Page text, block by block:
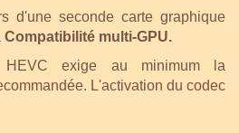
d'une seconde carte graphique
Compatibilité multi-GPU.
HEVC exige au minimum la
L'activation du codec